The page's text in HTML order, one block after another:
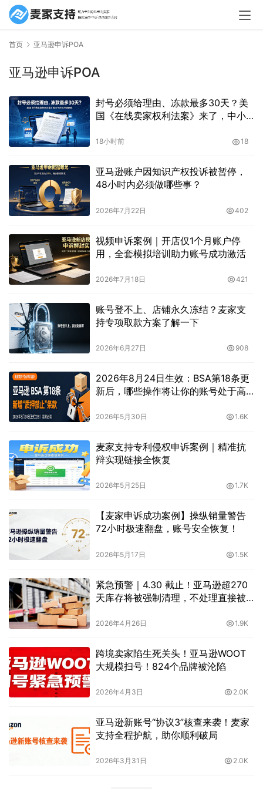
首页 亚马逊申诉POA
亚马逊申诉POA
封号必须给理由、冻款最多30天？美
国《在线卖家权利法案》来了，中小
18小时前 18
亚马逊账户因知识产权投诉被暂停，
48小时内必须做哪些事？
2026年7月22日 402
视频申诉案例｜开店仅1个月账户停
用，全套模拟培训助力账号成功激活
2026年7月18日 421
账号登不上、店铺永久冻结？麦家支
持专项取款方案了解一下
2026年6月27日 908
2026年8月24日生效：BSA第18条更
新后，哪些操作将让你的账号处于高
2026年5月30日 1.6K
麦家支持专利侵权申诉案例｜精准抗
辩实现链接全恢复
2026年5月25日 1.7K
【麦家申诉成功案例】操纵销量警告
72小时极速翻盘，账号安全恢复！
2026年5月17日 1.5K
紧急预警｜4.30 截止！亚马逊超270
天库存将被强制清理，不处理直接被
2026年4月26日 1.9K
跨境卖家陷生死关头！亚马逊WOOT
大规模扫号！824个品牌被沦陷
2026年4月3日 2.0K
亚马逊新账号“协议3”核查来袭！麦家
支持全程护航，助你顺利破局
2026年3月31日 2.0K